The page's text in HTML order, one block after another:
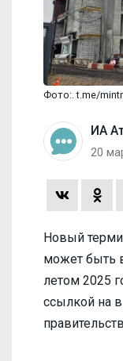
Фото:. t.me/
ИА
20
Новый
может быть
летом 2025
ссылкой на